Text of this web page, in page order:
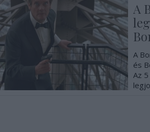
A
A
és
Az